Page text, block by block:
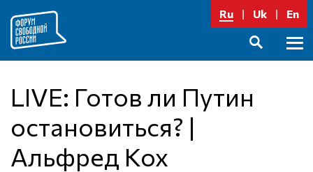
содержимому
Ru Uk En
LIVE: Готов ли Путин
остановиться? |
Альфред Кох